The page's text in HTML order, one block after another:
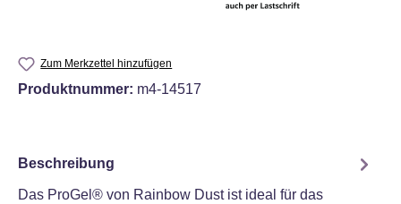
Zum Merkzettel hinzufügen
Produktnummer: m4-14517
Beschreibung
Das ProGel® von Rainbow Dust ist ideal für das